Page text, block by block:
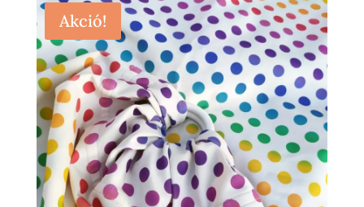
Akció!